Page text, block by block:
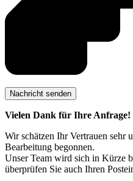
Vielen Dank für Ihre Anfrage!
Wir schätzen Ihr Vertrauen sehr
Bearbeitung begonnen.
Unser Team wird sich in Kürze
überprüfen Sie auch Ihren